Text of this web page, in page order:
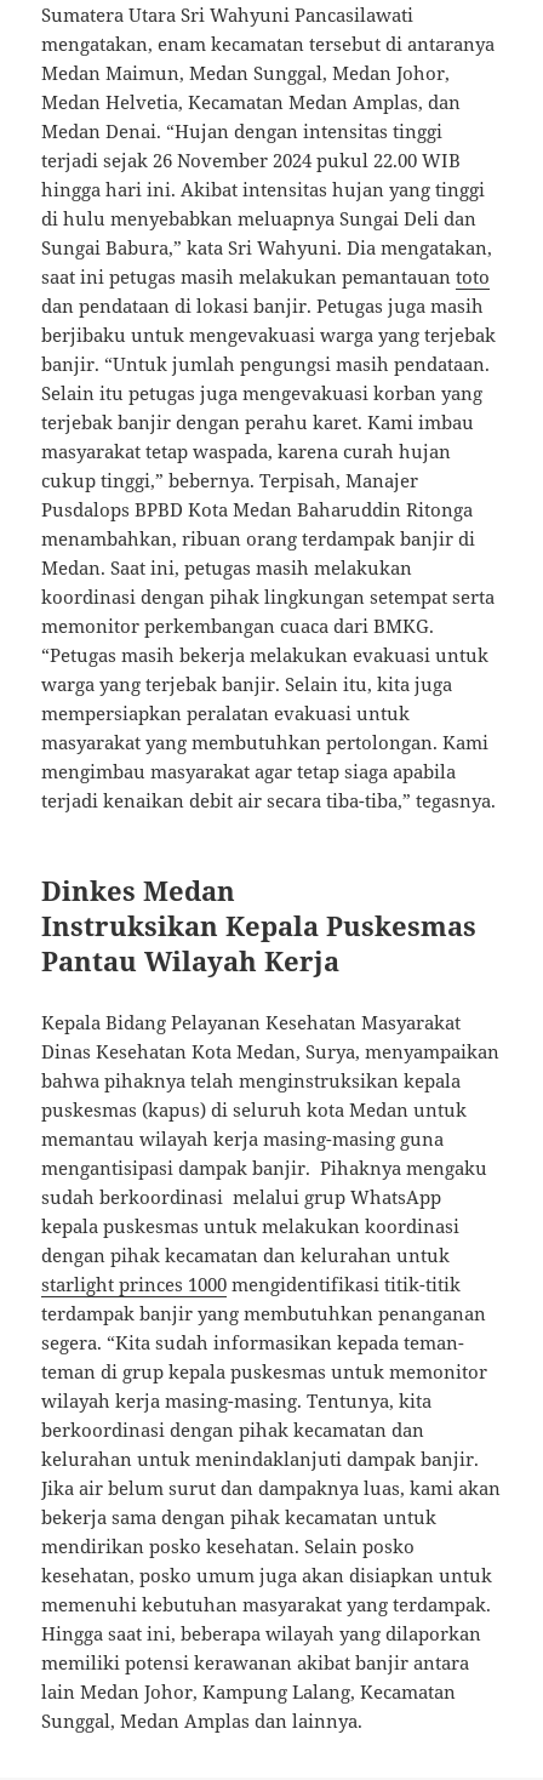
Sumatera Utara Sri Wahyuni Pancasilawati
mengatakan, enam kecamatan tersebut di antaranya
Medan Maimun, Medan Sunggal, Medan Johor,
Medan Helvetia, Kecamatan Medan Amplas, dan
Medan Denai. “Hujan dengan intensitas tinggi
terjadi sejak 26 November 2024 pukul 22.00 WIB
hingga hari ini. Akibat intensitas hujan yang tinggi
di hulu menyebabkan meluapnya Sungai Deli dan
Sungai Babura,” kata Sri Wahyuni. Dia mengatakan,
saat ini petugas masih melakukan pemantauantoto
dan pendataan di lokasi banjir. Petugas juga masih
berjibaku untuk mengevakuasi warga yang terjebak
banjir. “Untuk jumlah pengungsi masih pendataan.
Selain itu petugas juga mengevakuasi korban yang
terjebak banjir dengan perahu karet. Kami imbau
masyarakat tetap waspada, karena curah hujan
cukup tinggi,” bebernya. Terpisah, Manajer
Pusdalops BPBD Kota Medan Baharuddin Ritonga
menambahkan, ribuan orang terdampak banjir di
Medan. Saat ini, petugas masih melakukan
koordinasi dengan pihak lingkungan setempat serta
memonitor perkembangan cuaca dari BMKG.
“Petugas masih bekerja melakukan evakuasi untuk
warga yang terjebak banjir. Selain itu, kita juga
mempersiapkan peralatan evakuasi untuk
masyarakat yang membutuhkan pertolongan. Kami
mengimbau masyarakat agar tetap siaga apabila
terjadi kenaikan debit air secara tiba-tiba,” tegasnya.
Dinkes Medan
Instruksikan Kepala Puskesmas
Pantau Wilayah Kerja
Kepala Bidang Pelayanan Kesehatan Masyarakat
Dinas Kesehatan Kota Medan, Surya, menyampaikan
bahwa pihaknya telah menginstruksikan kepala
puskesmas (kapus) di seluruh kota Medan untuk
memantau wilayah kerja masing-masing guna
mengantisipasi dampak banjir. Pihaknya mengaku
sudah berkoordinasi melalui grup WhatsApp
kepala puskesmas untuk melakukan koordinasi
dengan pihak kecamatan dan kelurahan untuk
starlight princes 1000 mengidentifikasi titik-titik
terdampak banjir yang membutuhkan penanganan
segera. “Kita sudah informasikan kepada teman-
teman di grup kepala puskesmas untuk memonitor
wilayah kerja masing-masing. Tentunya, kita
berkoordinasi dengan pihak kecamatan dan
kelurahan untuk menindaklanjuti dampak banjir.
Jika air belum surut dan dampaknya luas, kami akan
bekerja sama dengan pihak kecamatan untuk
mendirikan posko kesehatan. Selain posko
kesehatan, posko umum juga akan disiapkan untuk
memenuhi kebutuhan masyarakat yang terdampak.
Hingga saat ini, beberapa wilayah yang dilaporkan
memiliki potensi kerawanan akibat banjir antara
lain Medan Johor, Kampung Lalang, Kecamatan
Sunggal, Medan Amplas dan lainnya.